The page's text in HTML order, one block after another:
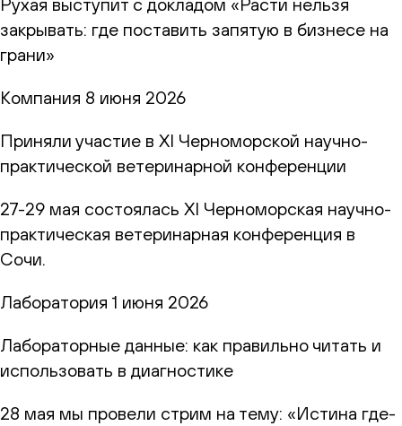
закрывать: где поставить запятую в бизнесе на
грани»
Компания 8 июня 2026
Приняли участие в XI Черноморской научно-
практической ветеринарной конференции
27-29 мая состоялась XI Черноморская научно-
практическая ветеринарная конференция в
Сочи.
Лаборатория 1 июня 2026
Лабораторные данные: как правильно читать и
использовать в диагностике
28 мая мы провели стрим на тему: «Истина где-